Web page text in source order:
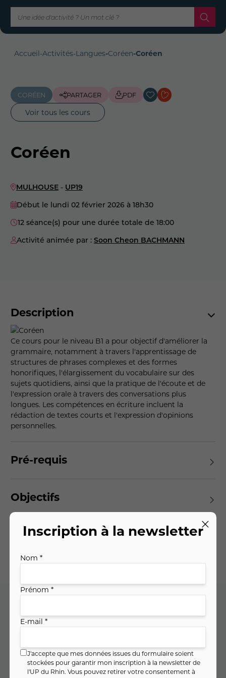
Accueil-Activités-Langues-Coréen-Coréen
CORÉEN PARTAGER PDF
Voir tous les cours
Coréen
MULHOUSE - UP19
Début le lundi 02 février 2026 à 18h30
12 séance(s) pour une durée totale de 18:00
Activité animée par : Soon Cheon BACHMANN
Description
Ce cours pour le niveau B1 a pour objectif d'améliorer la
grammaire, notamment à travers l'apprentissage de
structures de phrases complexes et des formes
honorifiques, l'élargissement du vocabulaire sur des
sujets quotidiens, ainsi que la pratique de l'écoute et de
l'expression orale à travers des conversations plus
longues. Les compétences en écriture incluent la
rédaction de textes courts et l'expression d'opinions
personnelles.
Pré-requis
Objectifs
Planning des séances
Code cours : 10MA0403
Inscrivez-vous en toute sérénité : en cas d’annulation du
cours, vous êtes remboursé·e à 100 % (voir CGV).
Inscription à la newsletter
Nom *
Prénom *
E-mail *
J'accepte que mes données issues du formulaire soient
stockées pour garantir mon inscription à la newsletter de
l'UP du Rhin. Vous pouvez retirer votre consentement à